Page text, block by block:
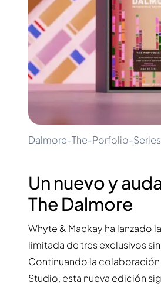
200-500€
Próximos Lanzamientos
Colecciones
Favoritos de Clientes
Raro y Coleccionable
Ediciones Limitadas
Whisky Ahumado
Whisky Dulce
Don
Gin
Dalmore-The-Porfolio-Series
Un nuevo y
The Dalmore
Whyte & Mackay ha lanzado la
limitada de tres exclusivos
Continuando la
Studio, esta nueva edición